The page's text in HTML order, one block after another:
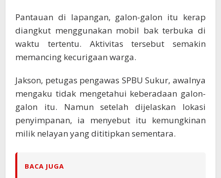
Pantauan di lapangan, galon-galon itu kerap
diangkut menggunakan mobil bak terbuka di
waktu tertentu. Aktivitas tersebut semakin
memancing kecurigaan warga.
Jakson, petugas pengawas SPBU Sukur, awalnya
mengaku tidak mengetahui keberadaan galon-
galon itu. Namun setelah dijelaskan lokasi
penyimpanan, ia menyebut itu kemungkinan
milik nelayan yang dititipkan sementara.
BACA JUGA